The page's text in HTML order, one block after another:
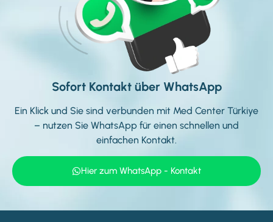
Sofort Kontakt über WhatsApp
Ein Klick und Sie sind verbunden mit Med Center Türkiye
– nutzen Sie WhatsApp für einen schnellen und
einfachen Kontakt.
Hier zum WhatsApp - Kontakt